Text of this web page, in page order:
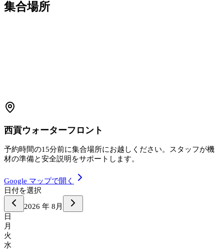
集合場所
西貢ウォーターフロント
予約時間の15分前に集合場所にお越しください。スタッフが機
材の準備と安全説明をサポートします。
Google マップで開く
日付を選択
2026 年 8月
日
月
火
水